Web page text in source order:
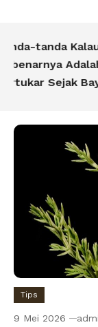
tanda Kalau
Sejak
Tips
9 Mei 2026